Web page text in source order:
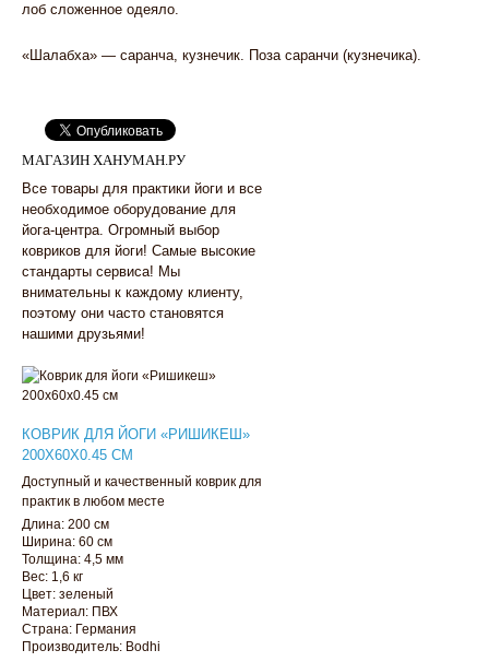
лоб сложенное одеяло.
«Шалабха» — саранча, кузнечик. Поза саранчи (кузнечика).
МАГАЗИН ХАНУМАН.РУ
Все товары для практики йоги и все
необходимое оборудование для
йога-центра. Огромный выбор
ковриков для йоги! Самые высокие
стандарты сервиса! Мы
внимательны к каждому клиенту,
поэтому они часто становятся
нашими друзьями!
КОВРИК ДЛЯ ЙОГИ «РИШИКЕШ»
200Х60Х0.45 СМ
Доступный и качественный коврик для
практик в любом месте
Длина: 200 см
Ширина: 60 см
Толщина: 4,5 мм
Вес: 1,6 кг
Цвет: зеленый
Материал: ПВХ
Страна: Германия
Производитель: Bodhi